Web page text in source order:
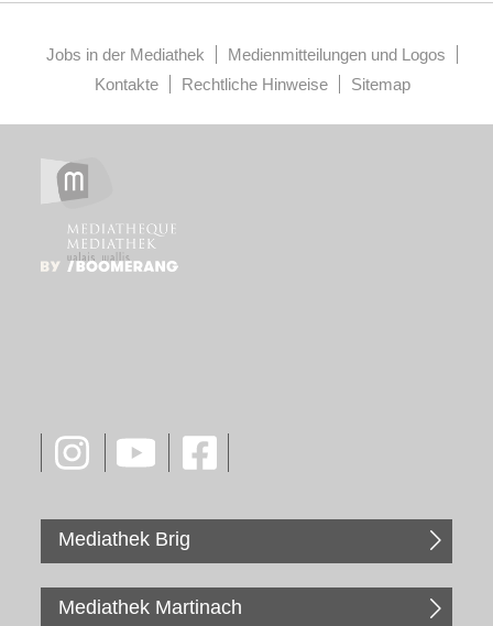
Jobs in der Mediathek
Medienmitteilungen und Logos
Kontakte
Rechtliche Hinweise Sitemap
Mediathek Brig
Mediathek Martinach